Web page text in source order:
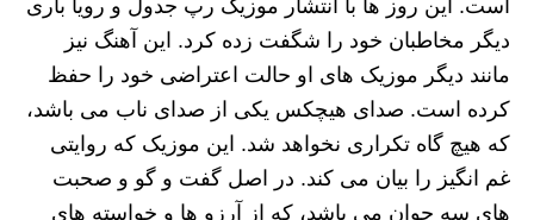
است. این روز ها با انتشار موزیک رپ جدول و رویا باری
دیگر مخاطبان خود را شگفت زده کرد. این آهنگ نیز
مانند دیگر موزیک های او حالت اعتراضی خود را حفظ
کرده است. صدای هیچکس یکی از صدای ناب می باشد،
که هیچ گاه تکراری نخواهد شد. این موزیک که روایتی
غم انگیز را بیان می کند. در اصل گفت و گو و صحبت
های سه جوان می باشد، که از آرزو ها و خواسته های